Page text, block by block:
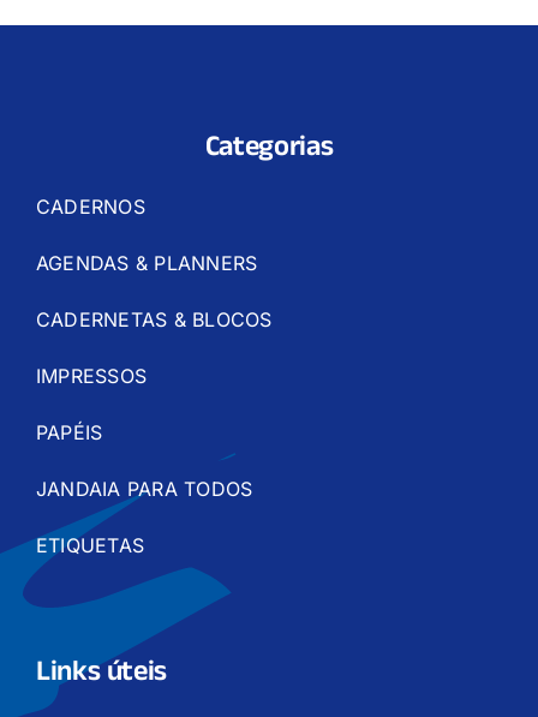
Categorias
CADERNOS
AGENDAS & PLANNERS
CADERNETAS & BLOCOS
IMPRESSOS
PAPÉIS
JANDAIA PARA TODOS
ETIQUETAS
Links úteis